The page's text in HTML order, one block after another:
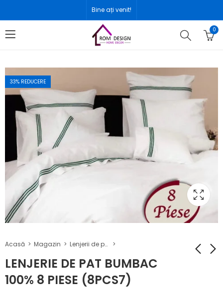
Bine ați venit!
0
33% REDUCERE
Acasă Magazin Lenjerii de pat Bumbac 8 piese
LENJERIE DE PAT BUMBAC
100% 8 PIESE (8PCS7)